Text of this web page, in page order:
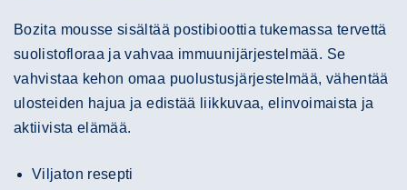
Bozita mousse sisältää postibioottia tukemassa tervettä
suolistofloraa ja vahvaa immuunijärjestelmää. Se
vahvistaa kehon omaa puolustusjärjestelmää, vähentää
ulosteiden hajua ja edistää liikkuvaa, elinvoimaista ja
aktiivista elämää.
Viljaton resepti